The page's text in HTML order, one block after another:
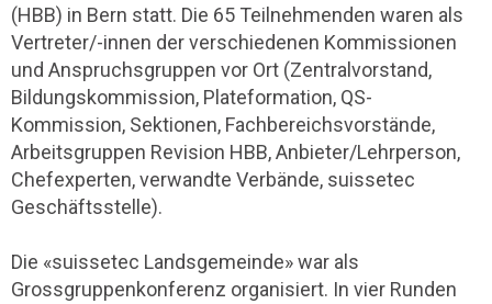
(HBB) in Bern statt. Die 65 Teilnehmenden waren als
Vertreter/-innen der verschiedenen Kommissionen
und Anspruchsgruppen vor Ort (Zentralvorstand,
Bildungskommission, Plateformation, QS-
Kommission, Sektionen, Fachbereichsvorstände,
Arbeitsgruppen Revision HBB, Anbieter/Lehrperson,
Chefexperten, verwandte Verbände, suissetec
Geschäftsstelle).
Die «suissetec Landsgemeinde» war als
Grossgruppenkonferenz organisiert. In vier Runden